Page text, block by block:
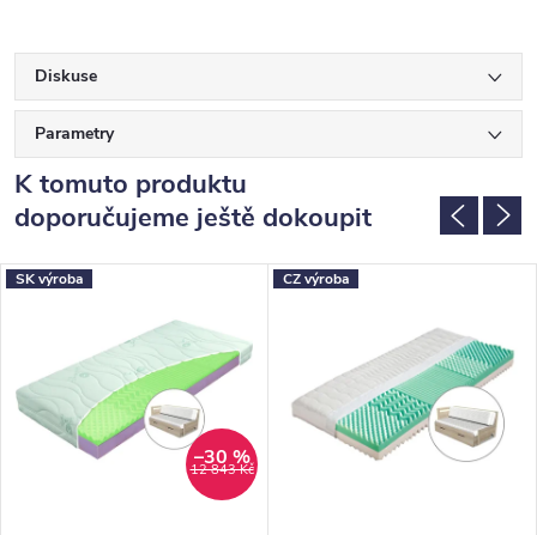
Diskuse
Parametry
K tomuto produktu
doporučujeme ještě dokoupit
SK výroba
12 843 Kč
–30 %
CZ výroba